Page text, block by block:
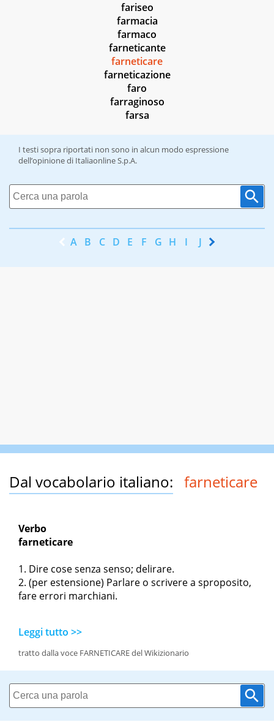
fariseo
farmacia
farmaco
farneticante
farneticare
farneticazione
faro
farraginoso
farsa
I testi sopra riportati non sono in alcun modo espressione
dell’opinione di Italiaonline S.p.A.
A B C D E F G H I J K
Dal vocabolario italiano: farneticare
Verbo
farneticare
Dire cose senza senso; delirare.
(per estensione) Parlare o scrivere a sproposito,
fare errori marchiani.
Leggi tutto >>
tratto dalla voce FARNETICARE del Wikizionario